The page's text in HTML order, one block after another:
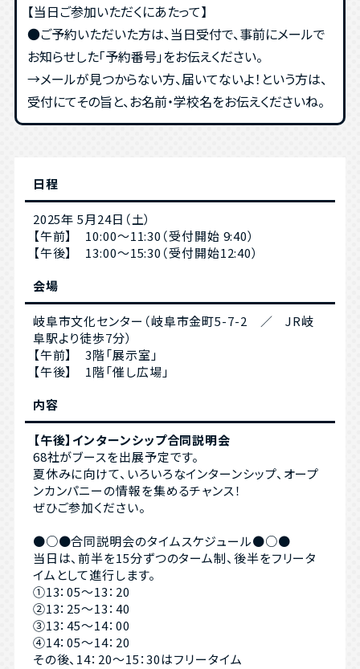
【当日ご参加いただくにあたって】
●ご予約いただいた方は、当日受付で、事前にメールで
お知らせした「予約番号」をお伝えください。
→メールが見つからない方、届いてないよ！という方は、
受付にてその旨と、お名前・学校名をお伝えくださいね。
日程
2025年 5月24日（土）
【午前】 10:00～11:30（受付開始 9:40）
【午後】 13:00～15:30（受付開始12:40）
会場
岐阜市文化センター（岐阜市金町5-7-2 ／ JR岐
阜駅より徒歩7分）
【午前】 3階「展示室」
【午後】 1階「催し広場」
内容
【午後】インターンシップ合同説明会
68社がブースを出展予定です。
夏休みに向けて、いろいろなインターンシップ、オープ
ンカンパニーの情報を集めるチャンス！
ぜひご参加ください。
●○●合同説明会のタイムスケジュール●○●
当日は、前半を15分ずつのターム制、後半をフリータ
イムとして進行します。
①13：05～13：20
②13：25～13：40
③13：45～14：00
④14：05～14：20
その後、14：20～15：30はフリータイム